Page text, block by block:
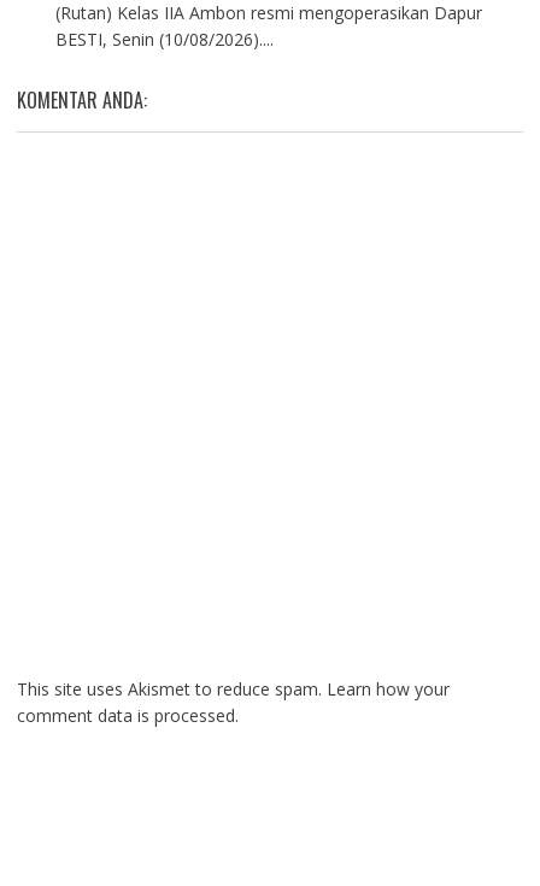
(Rutan) Kelas IIA Ambon resmi mengoperasikan Dapur
BESTI, Senin (10/08/2026)....
KOMENTAR ANDA:
This site uses Akismet to reduce spam. Learn how your
comment data is processed.